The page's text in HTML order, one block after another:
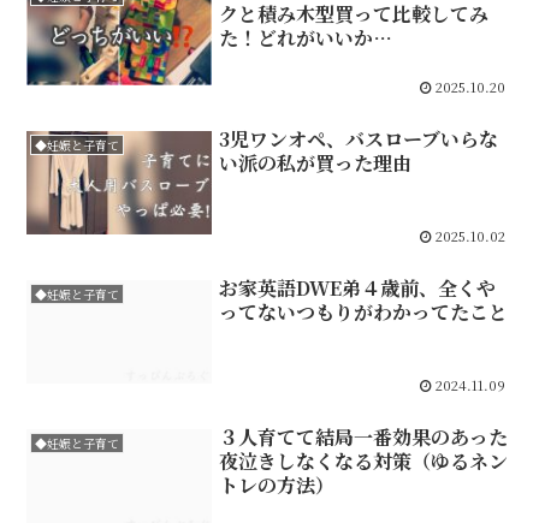
クと積み木型買って比較してみ
た！どれがいいか…
2025.10.20
◆妊娠と子育て
3児ワンオペ、バスローブいらな
い派の私が買った理由
2025.10.02
◆妊娠と子育て
お家英語DWE弟４歳前、全くや
ってないつもりがわかってたこと
2024.11.09
◆妊娠と子育て
３人育てて結局一番効果のあった
夜泣きしなくなる対策（ゆるネン
トレの方法）